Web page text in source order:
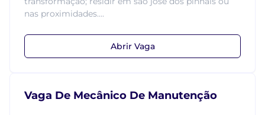
nas proximidades....
Abrir Vaga
Vaga De Mecânico De Manutenção